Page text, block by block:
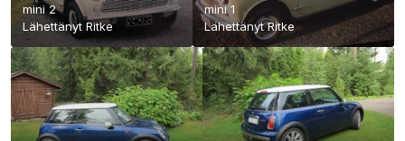
mini 2
Lähettänyt Ritke
mini 1
LähettänytRitke